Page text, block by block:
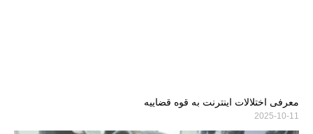
معرفی اختلالات اینترنت به قوه قضاییه
2025-10-11